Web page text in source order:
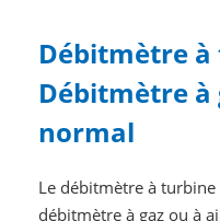
Débitmètre à
Débitmètre à
normal
Le débitmètre à turbine
débitmètre à gaz ou à